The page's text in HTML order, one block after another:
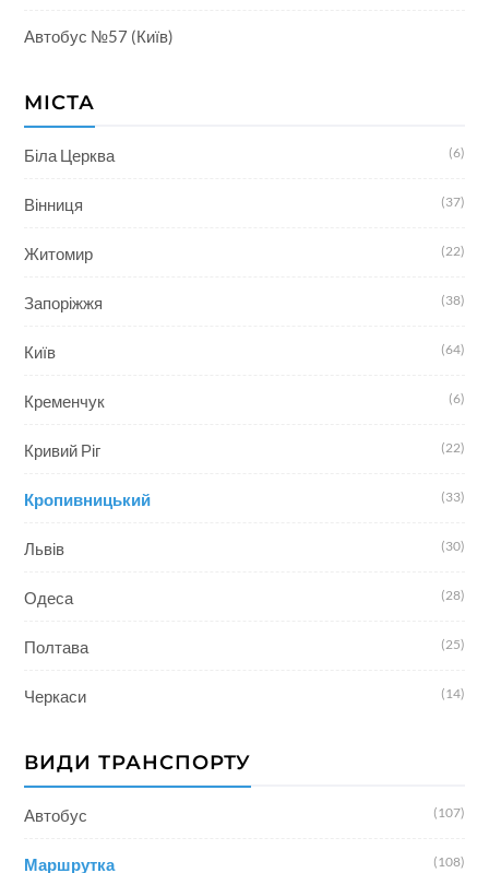
Автобус №57 (Київ)
МІСТА
Біла Церква (6)
Вінниця (37)
Житомир (22)
Запоріжжя (38)
Київ (64)
Кременчук (6)
Кривий Ріг (22)
Кропивницький (33)
Львів (30)
Одеса (28)
Полтава (25)
Черкаси (14)
ВИДИ ТРАНСПОРТУ
Автобус (107)
Маршрутка (108)